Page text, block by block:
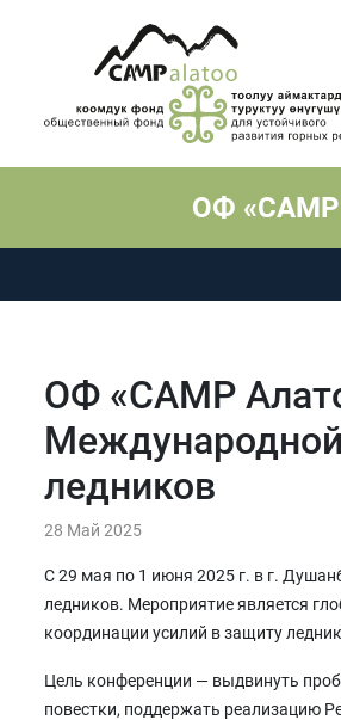
ОФ «САМР
ОФ «САМР
ледников
28 Май 2025
С 29 мая по 1 июня 2025 г. в г.
ледников. Мероприятие является
координации усилий в защиту
Цель конференции — выдвинуть
повестки, поддержать реализацию